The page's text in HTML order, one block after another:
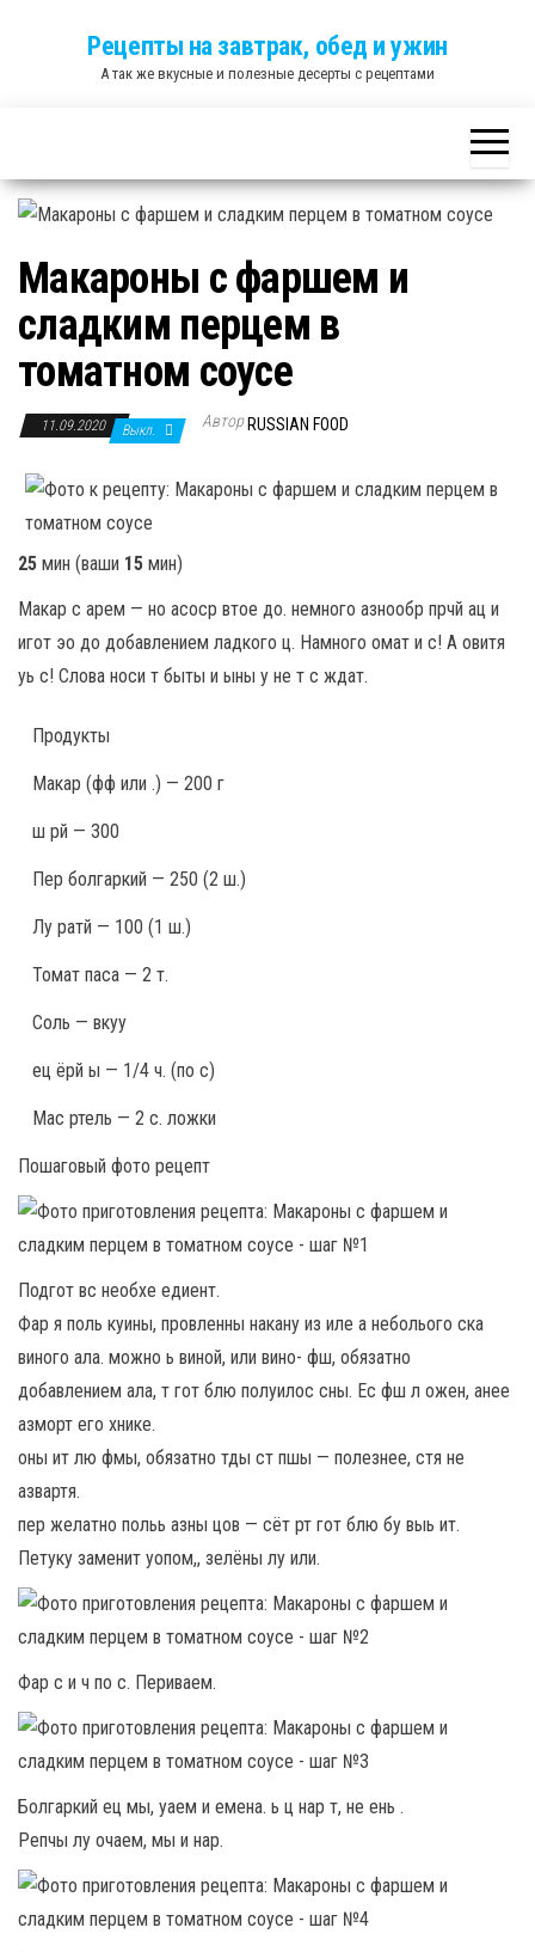
Рецепты на завтрак, обед и ужин
А так же вкусные и полезные десерты с рецептами
Макароны с фаршем и
сладким перцем в
томатном соусе
11.09.2020 Выкл. Автор RUSSIAN FOOD
25 мин (ваши 15 мин)
Макар с арем — но асоср втое до. немного азнообр прчй ац и
игот эо до добавлением ладкого ц. Намного омат и с! А овитя
уь с! Слова носи т быты и ыны у не т с ждат.
Продукты
Макар (фф или .) — 200 г
ш рй — 300
Пер болгаркий — 250 (2 ш.)
Лу ратй — 100 (1 ш.)
Томат паса — 2 т.
Соль — вкуу
ец ёрй ы — 1/4 ч. (по с)
Мас ртель — 2 с. ложки
Пошаговый фото рецепт
Подгот вс необхе едиент.
Фар я поль куины, провленны накану из иле а неболього ска
виного ала. можно ь виной, или вино- фш, обязатно
добавлением ала, т гот блю полуилос сны. Ес фш л ожен, анее
азморт его хнике.
оны ит лю фмы, обязатно тды ст пшы — полезнее, стя не
азвартя.
пер желатно польь азны цов — сёт рт гот блю бу выь ит.
Петуку заменит уопом,, зелёны лу или.
Фар с и ч по с. Периваем.
Болгаркий ец мы, уаем и емена. ь ц нар т, не ень .
Репчы лу очаем, мы и нар.